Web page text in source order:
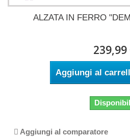
ALZATA IN FERRO
239,99
Aggiungi al
Aggiungi al comparatore